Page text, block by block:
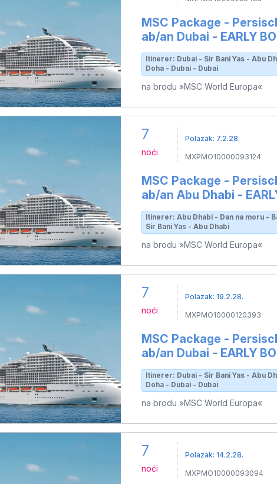
MSC Package -
ab/an Dubai - EARLY
Itinerer: Dubai - Sir Bani Yas - Abu
Doha - Dubai - Dubai
na brodu »MSC World Europa«
7
noći
MSC Package -
ab/an Abu Dhabi -
Itinerer: Abu Dhabi - Dan na moru -
Sir Bani Yas - Abu Dhabi
na brodu »MSC World Europa«
Polazak: 7.2.28.
MXPMO10000093124
7
noći
MSC Package -
ab/an Dubai - EARLY
Itinerer: Dubai - Sir Bani Yas - Abu
Doha - Dubai - Dubai
na brodu »MSC World Europa«
Polazak: 19.2.28.
MXPMO10000120393
7
noći
Polazak: 14.2.28.
MXPMO10000093094